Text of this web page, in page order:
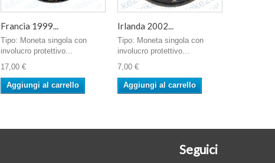
Francia 1999...
Tipo: Moneta singola con
involucro protettivo...
17,00 €
Aggiungi al carrello
Irlanda 2002...
Tipo: Moneta singola con
involucro protettivo...
7,00 €
Aggiungi al carrello
Seguici